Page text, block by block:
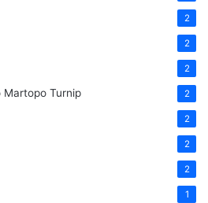
2
2
2
Martopo Turnip 2
2
2
2
1